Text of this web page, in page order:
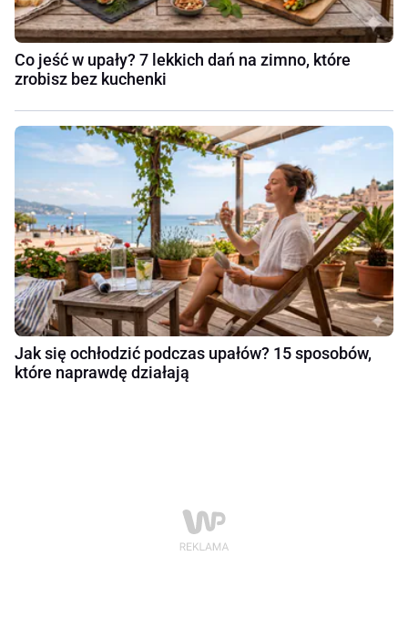
Co jeść w upały? 7 lekkich dań na zimno, które
zrobisz bez kuchenki
Jak się ochłodzić podczas upałów? 15 sposobów,
które naprawdę działają